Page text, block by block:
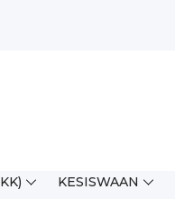
KESISWAAN